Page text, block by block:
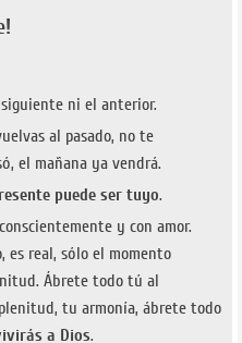
ni el anterior.
al pasado, no te
el mañana ya vendrá.
puede ser tuyo.
y con amor.
es real, sólo el momento
Ábrete todo tú al
tu armonía, ábrete todo
a Dios.